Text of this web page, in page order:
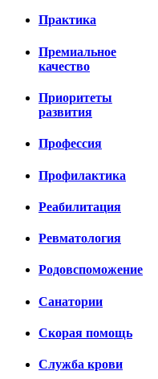
Практика
Премиальное
качество
Приоритеты
развития
Профессия
Профилактика
Реабилитация
Ревматология
Родовспоможение
Санатории
Скорая помощь
Cлужба крови